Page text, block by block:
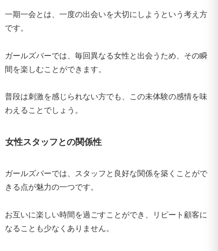
一期一会とは、一度の出会いを大切にしようという考え方
です。
ガールズバーでは、毎回異なる女性と出会うため、その瞬
間を楽しむことができます。
普段は刺激を感じられない方でも、この未体験の感情を味
わえることでしょう。
女性スタッフとの関係性
ガールズバーでは、スタッフと良好な関係を築くことがで
きる点が魅力の一つです。
お互いに楽しい時間を過ごすことができ、リピート顧客に
なることも少なくありません。